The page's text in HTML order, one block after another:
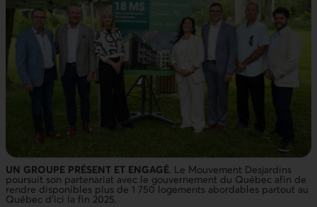
UN GROUPE PRÉSENT ET ENGAGÉ. Le Mouvement Desjardins
poursuit son partenariat avec le gouvernement du Québec afin de
rendre disponibles plus de 1 750 logements abordables partout au
Québec d'ici la fin 2025.